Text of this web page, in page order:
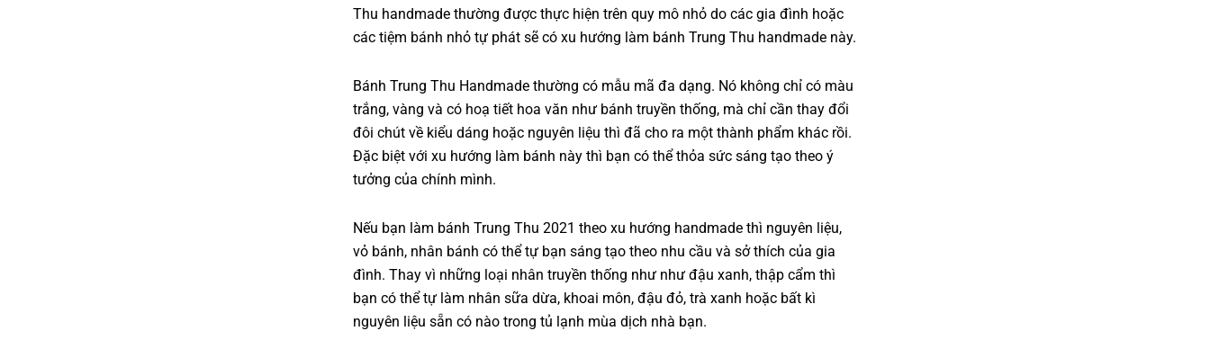
Thu handmade thường được thực hiện trên quy mô nhỏ do các gia đình hoặc
các tiệm bánh nhỏ tự phát sẽ có xu hướng làm bánh Trung Thu handmade này.
Bánh Trung Thu Handmade thường có mẫu mã đa dạng. Nó không chỉ có màu
trắng, vàng và có hoạ tiết hoa văn như bánh truyền thống, mà chỉ cần thay đổi
đôi chút về kiểu dáng hoặc nguyên liệu thì đã cho ra một thành phẩm khác rồi.
Đặc biệt với xu hướng làm bánh này thì bạn có thể thỏa sức sáng tạo theo ý
tưởng của chính mình.
Nếu bạn làm bánh Trung Thu 2021 theo xu hướng handmade thì nguyên liệu,
vỏ bánh, nhân bánh có thể tự bạn sáng tạo theo nhu cầu và sở thích của gia
đình. Thay vì những loại nhân truyền thống như như đậu xanh, thập cẩm thì
bạn có thể tự làm nhân sữa dừa, khoai môn, đậu đỏ, trà xanh hoặc bất kì
nguyên liệu sẵn có nào trong tủ lạnh mùa dịch nhà bạn.